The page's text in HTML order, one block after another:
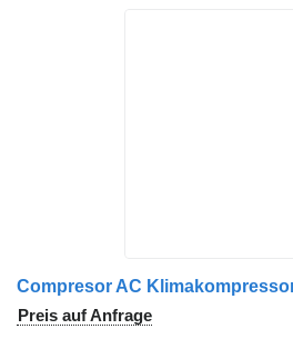
Preis auf Anfrage